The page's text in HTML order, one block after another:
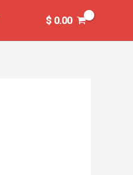
$0.00